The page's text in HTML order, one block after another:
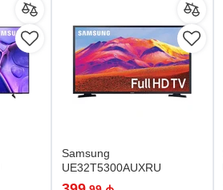
Samsung
UE32T5300AUXRU